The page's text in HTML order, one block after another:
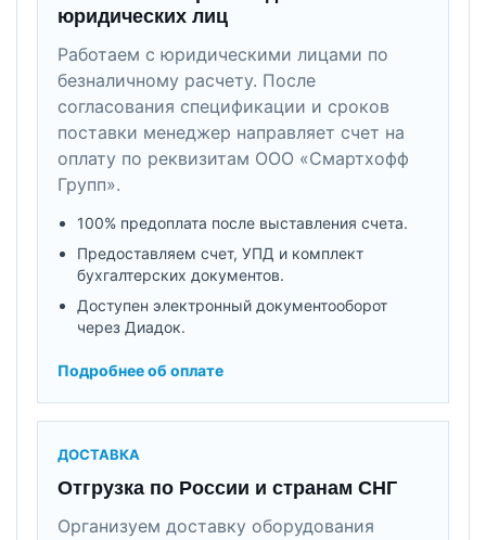
юридических лиц
Работаем с юридическими лицами по
безналичному расчету. После
согласования спецификации и сроков
поставки менеджер направляет счет на
оплату по реквизитам ООО «Смартхофф
Групп».
100% предоплата после выставления счета.
Предоставляем счет, УПД и комплект
бухгалтерских документов.
Доступен электронный документооборот
через Диадок.
Подробнее об оплате
ДОСТАВКА
Отгрузка по России и странам СНГ
Организуем доставку оборудования